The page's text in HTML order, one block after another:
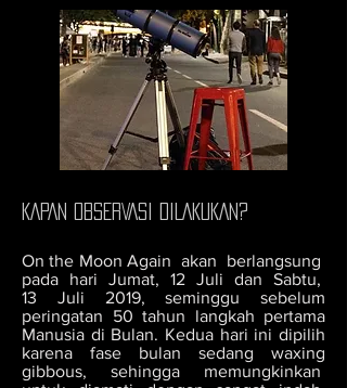
KAPAN OBSERVASI DILAKUKAN?
On the Moon Again akan berlangsung
pada hari Jumat, 12 Juli dan Sabtu,
13 Juli 2019, seminggu sebelum
peringatan 50 tahun langkah pertama
Manusia di Bulan. Kedua hari ini dipilih
karena fase bulan sedang waxing
gibbous, sehingga memungkinkan